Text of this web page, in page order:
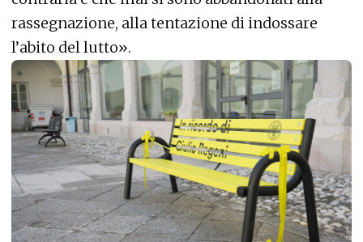
rassegnazione, alla tentazione di indossare
l’abito del lutto».